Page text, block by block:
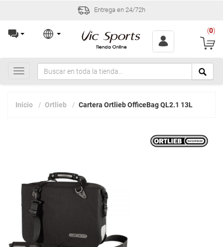
Entrega en 24/72h
(0)
Toggle
navigation
Inicio Ortlieb Cartera Ortlieb OfficeBag QL2.1 13L